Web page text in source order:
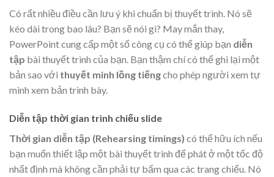
Có rất nhiều điều cần lưu ý khi chuẩn bị thuyết trình. Nó sẽ
kéo dài trong bao lâu? Bạn sẽ nói gì? May mắn thay,
PowerPoint cung cấp một số công cụ có thể giúp bạn diễn
tập bài thuyết trình của bạn. Bạn thậm chí có thể ghi lại một
bản sao với thuyết minh lồng tiếngcho phép người xem tự
mình xem bản trình bày.
Diễn tập thời gian trình chiếu slide
Thời gian diễn tập (Rehearsing timings) có thể hữu ích nếu
bạn muốn thiết lập một bài thuyết trình để phát ở một tốc độ
nhất định mà không cần phải tự bấm qua các trang chiếu. Nó